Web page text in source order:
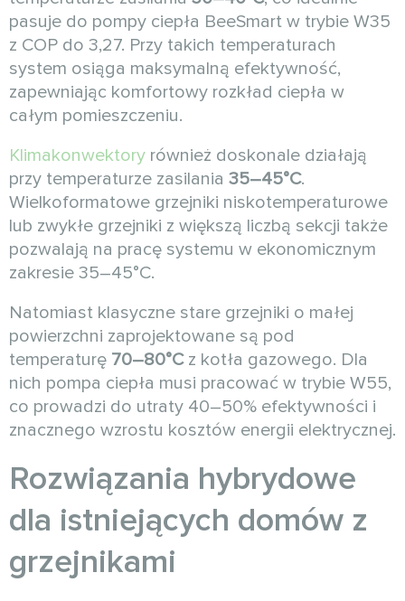
pasuje do pompy ciepła BeeSmart w trybie W35
z COP do 3,27. Przy takich temperaturach
system osiąga maksymalną efektywność,
zapewniając komfortowy rozkład ciepła w
całym pomieszczeniu.
Klimakonwektory również doskonale działają
przy temperaturze zasilania 35–45°C.
Wielkoformatowe grzejniki niskotemperaturowe
lub zwykłe grzejniki z większą liczbą sekcji także
pozwalają na pracę systemu w ekonomicznym
zakresie 35–45°C.
Natomiast klasyczne stare grzejniki o małej
powierzchni zaprojektowane są pod
temperaturę 70–80°Cz kotła gazowego. Dla
nich pompa ciepła musi pracować w trybie W55,
co prowadzi do utraty 40–50% efektywności i
znacznego wzrostu kosztów energii elektrycznej.
Rozwiązania hybrydowe
dla istniejących domów z
grzejnikami